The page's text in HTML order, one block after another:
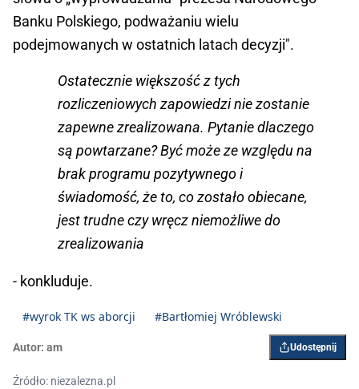
Banku Polskiego, podważaniu wielu
podejmowanych w ostatnich latach decyzji".
Ostatecznie większość z tych
rozliczeniowych zapowiedzi nie zostanie
zapewne zrealizowana. Pytanie dlaczego
są powtarzane? Być może ze względu na
brak programu pozytywnego i
świadomość, że to, co zostało obiecane,
jest trudne czy wręcz niemożliwe do
zrealizowania
- konkluduje.
#wyrok TK ws aborcji #Bartłomiej Wróblewski
Autor: am Udostępnij
Źródło: niezalezna.pl